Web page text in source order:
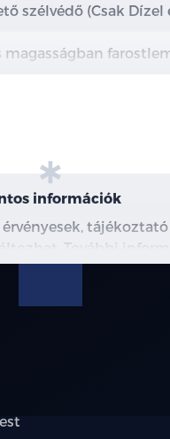
szélvédő (Csak
magasságban
erős világítás a raktérben
8A - 4
információk
További